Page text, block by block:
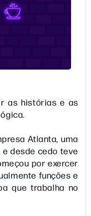
as histórias e as
Atlanta, uma
desde cedo teve
por exercer
funções e
que trabalha no